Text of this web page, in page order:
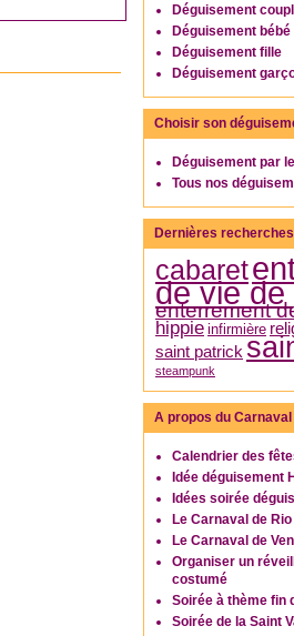
Déguisement
Déguisement bébé
Déguisement fille
Déguisement
Choisir son
Déguisement par
Tous nos
Dernières recherches
cabaret
de vie
enterrement
hippie infirmière
saint patrick
steampunk
A propos du
Calendrier des
Idée déguisement
Idées soirée
Le Carnaval de Rio
Le Carnaval de
Organiser un
costumé
Soirée à thème fin
Soirée de la Saint